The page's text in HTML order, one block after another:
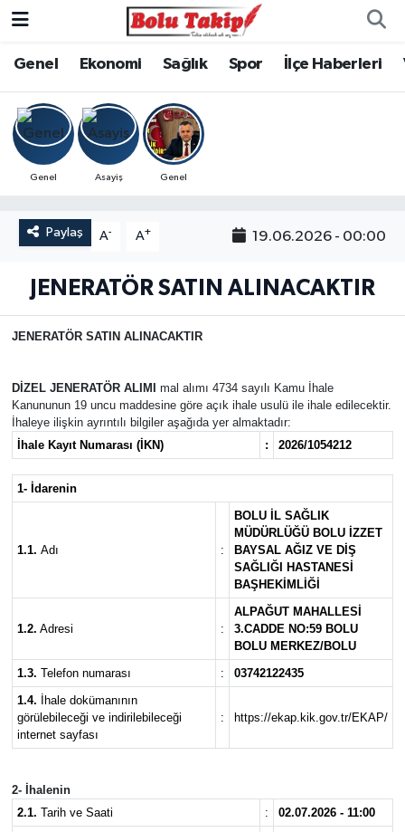
Genel Ekonomi Sağlık Spor İlçe Haberleri
Genel Asayiş Genel
Paylaş A- A+ 19.06.2026 - 00:00
JENERATÖR SATIN ALINACAKTIR
JENERATÖR SATIN ALINACAKTIR
DİZEL JENERATÖR ALIMI
mal alımı 4734 sayılı Kamu İhale
Kanununun 19 uncu maddesine göre açık ihale usulü ile ihale edilecektir.
İhaleye ilişkin ayrıntılı bilgiler aşağıda yer almaktadır:
İhale Kayıt Numarası (İKN)
: 2026/1054212
1- İdarenin
1.1. Adı :
BOLU İL SAĞLIK
MÜDÜRLÜĞÜ BOLU İZZET
BAYSAL AĞIZ VE DİŞ
SAĞLIĞI HASTANESİ
BAŞHEKİMLİĞİ
1.2. Adresi :
ALPAĞUT MAHALLESİ
3.CADDE NO:59 BOLU
BOLU MERKEZ/BOLU
1.3. Telefon numarası :
03742122435
1.4. İhale dokümanının
görülebileceği ve indirilebileceği
internet sayfası
: https://ekap.kik.gov.tr/EKAP/
2- İhalenin
2.1. Tarih ve Saati : 02.07.2026 - 11:00